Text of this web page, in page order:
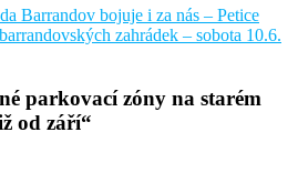
Barrandov bojuje i za nás – Petice
zahrádek – sobota 10.6.
parkovací zóny na starém
od září“